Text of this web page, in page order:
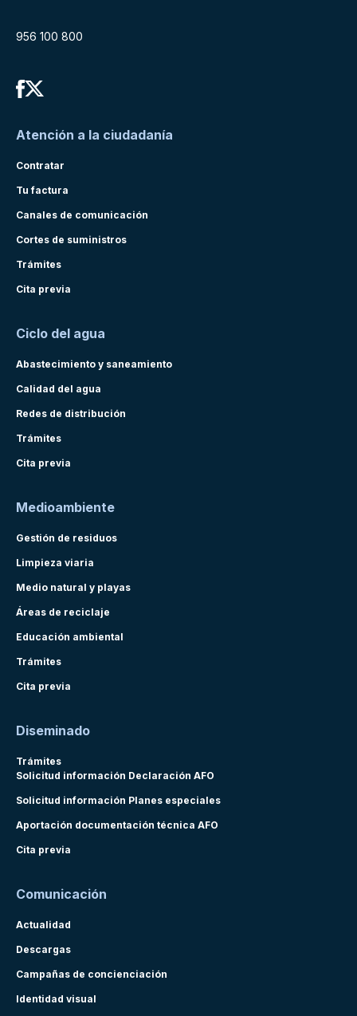
956 100 800
Atención a la ciudadanía
Contratar
Tu factura
Canales de comunicación
Cortes de suministros
Trámites
Cita previa
Ciclo del agua
Abastecimiento y saneamiento
Calidad del agua
Redes de distribución
Trámites
Cita previa
Medioambiente
Gestión de residuos
Limpieza viaria
Medio natural y playas
Áreas de reciclaje
Educación ambiental
Trámites
Cita previa
Diseminado
Trámites
Solicitud información Declaración AFO
Solicitud información Planes especiales
Aportación documentación técnica AFO
Cita previa
Comunicación
Actualidad
Descargas
Campañas de concienciación
Identidad visual